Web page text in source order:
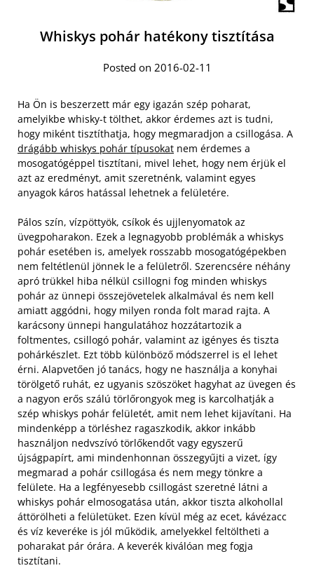
Whiskys pohár hatékony tisztítása
Posted on 2016-02-11
Ha Ön is beszerzett már egy igazán szép poharat,
amelyikbe whisky-t tölthet, akkor érdemes azt is tudni,
hogy miként tisztíthatja, hogy megmaradjon a csillogása. A
drágább whiskys pohár típusokat nem érdemes a
mosogatógéppel tisztítani, mivel lehet, hogy nem érjük el
azt az eredményt, amit szeretnénk, valamint egyes
anyagok káros hatással lehetnek a felületére.
Pálos szín, vízpöttyök, csíkok és ujjlenyomatok az
üvegpoharakon. Ezek a legnagyobb problémák a whiskys
pohár esetében is, amelyek rosszabb mosogatógépekben
nem feltétlenül jönnek le a felületről. Szerencsére néhány
apró trükkel hiba nélkül csillogni fog minden whiskys
pohár az ünnepi összejövetelek alkalmával és nem kell
amiatt aggódni, hogy milyen ronda folt marad rajta. A
karácsony ünnepi hangulatához hozzátartozik a
foltmentes, csillogó pohár, valamint az igényes és tiszta
pohárkészlet. Ezt több különböző módszerrel is el lehet
érni. Alapvetően jó tanács, hogy ne használja a konyhai
törölgető ruhát, ez ugyanis szöszöket hagyhat az üvegen és
a nagyon erős szálú törlőrongyok meg is karcolhatják a
szép whiskys pohár felületét, amit nem lehet kijavítani. Ha
mindenképp a törléshez ragaszkodik, akkor inkább
használjon nedvszívó törlőkendőt vagy egyszerű
újságpapírt, ami mindenhonnan összegyűjti a vizet, így
megmarad a pohár csillogása és nem megy tönkre a
felülete. Ha a legfényesebb csillogást szeretné látni a
whiskys pohár elmosogatása után, akkor tiszta alkohollal
áttörölheti a felületüket. Ezen kívül még az ecet, kávézacc
és víz keveréke is jól működik, amelyekkel feltöltheti a
poharakat pár órára. A keverék kiválóan meg fogja
tisztítani.